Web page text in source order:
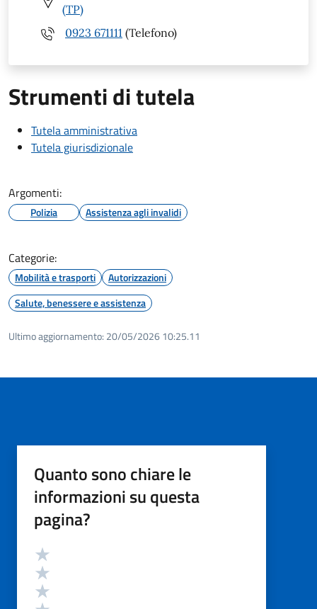
(TP)
0923 671111 (Telefono)
Strumenti di tutela
Tutela amministrativa
Tutela giurisdizionale
Argomenti:
Polizia Assistenza agli invalidi
Categorie:
Mobilità e trasporti
Autorizzazioni
Salute, benessere e assistenza
Ultimo aggiornamento: 20/05/2026 10:25.11
Quanto sono chiare le
informazioni su questa
pagina?
Valutazione